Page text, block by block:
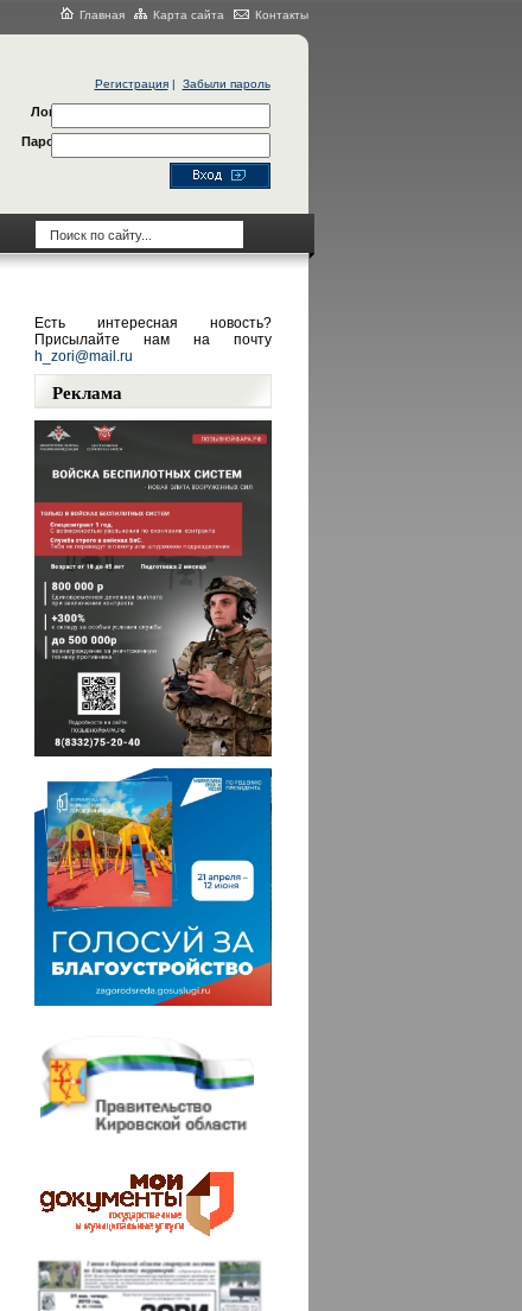
Главная Карта сайта Контакты
Регистрация| Забыли пароль
Логин
Пароль
Есть интересная новость?
Присылайте нам на почту
h_zori@mail.ru
Реклама